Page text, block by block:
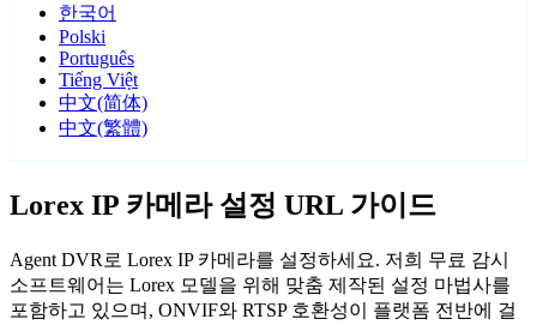
한국어
Polski
Português
Tiếng Việt
中文(简体)
中文(繁體)
Lorex IP 카메라 설정 URL 가이드
Agent DVR로 Lorex IP 카메라를 설정하세요. 저희 무료 감시
소프트웨어는 Lorex 모델을 위해 맞춤 제작된 설정 마법사를
포함하고 있으며, ONVIF와 RTSP 호환성이 플랫폼 전반에 걸